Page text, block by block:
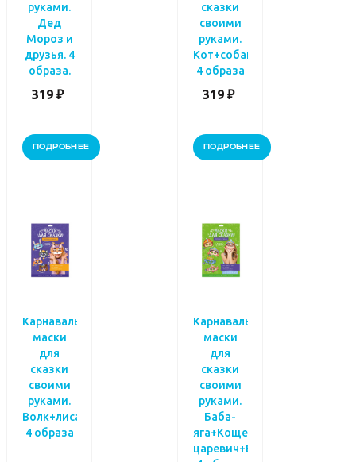
руками.
Дед
Мороз и
друзья. 4
образа.
319 ₽
ПОДРОБНЕЕ
сказки
своими
руками.
Кот+собака+петух+мышь.
4 образа
319 ₽
ПОДРОБНЕЕ
Карнавальные
маски
для
сказки
своими
руками.
Волк+лиса+медведь+заяц.
4 образа
Карнавальные
маски
для
сказки
своими
руками.
Баба-
яга+Кощей+Иван-
царевич+Василиса.